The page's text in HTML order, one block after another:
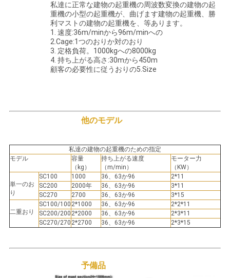
図
PRIVACY
POLICY
私達に正常な建物の起重機の周波数変換の建物の起
重機の小型の起重機が、曲げます建物の起重機、勝
利マストの建物の起重機を、等あります。
1. 速度:36m/minから96m/minへの
2.Cage:1つのおりか対のおり
3. 定格負荷。1000kgへの8000kg
4. 持ち上がる高さ:30mから450m
顧客の必要性に従うおりの5.Size
他のモデル
私達の建物の起重機のための指定
モデル
容量
（kg）
持ち上がる速度
（m/min）
モーター力
（KW）
単一のお
り
SC100 1000 36、63か96
2*11
SC200
2000年 36、63か96
3*11
SC270
2700 36、63か96 3*15
二重おり
SC100/100 2*1000 36、63か96
2*2*11
SC200/200 2*2000 36、63か96
2*3*11
SC270/270 2*2700 36、63か96 2*3*15
予備品